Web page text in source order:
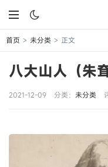
首页 > 未分类 > 正文
八大山人（朱
2021-12-09 分类： 未分类